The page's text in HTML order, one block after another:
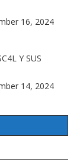
16, 2024
Y SUS
14, 2024